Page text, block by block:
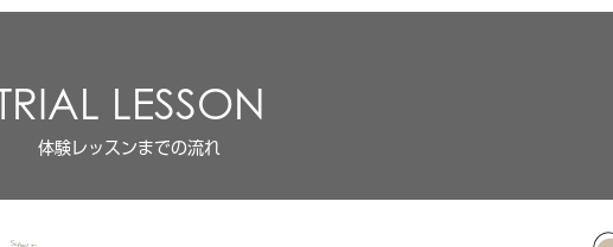
TRIAL LESSON
体験レッスンまでの流れ